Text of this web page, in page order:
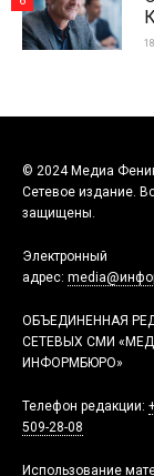
© 2024 Медиа
Сетевое издание.
защищены.
Электронный
адрес:
ОБЪЕДИНЕННАЯ
СЕТЕВЫХ СМИ
ИНФОРМБЮРО»
Телефон редакции:
509-28-08
Использование